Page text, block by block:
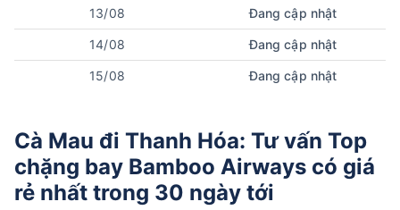
13/08 Đang cập nhật
14/08 Đang cập nhật
15/08 Đang cập nhật
Cà Mau đi Thanh Hóa: Tư vấn Top
chặng bay Bamboo Airways có giá
rẻ nhất trong 30 ngày tới